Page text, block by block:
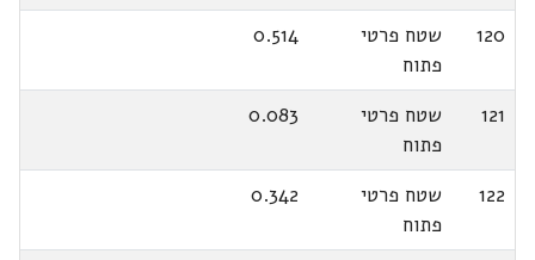
120
שטח פרטי
פתוח
0.514
121
שטח פרטי
פתוח
0.083
122
שטח פרטי
פתוח
0.342